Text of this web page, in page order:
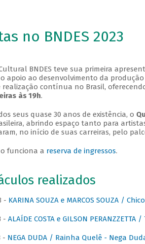
no BNDES 2023
BNDES teve sua primeira
apoio ao desenvolvimento da
realização contínua no Brasil,
às 19h.
seus quase 30 anos de existência, o
abrindo espaço tanto para
no início de suas carreiras, pelo
funciona a reserva de ingressos.
realizados
- KARINA SOUZA e MARCOS SOUZA /
- ALAÍDE COSTA e GILSON
- NEGA DUDA / Rainha Quelê - Nega